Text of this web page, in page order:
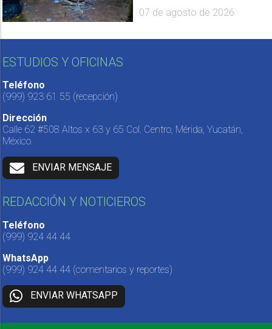
07 de agosto de 2026
ESTUDIOS Y OFICINAS
Teléfono
(999) 923 61 55 (recepción)
Dirección
Calle 62 #508 Altos x 63 y 65 Col. Centro, Mérida, Yucatán,
México.
ENVIAR MENSAJE
REDACCIÓN Y NOTICIEROS
Teléfono
(999) 924 44 44
WhatsApp
(999) 924 44 44 (comentarios y reportes)
ENVIAR WHATSAPP